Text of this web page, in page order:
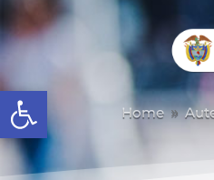
Abrir barra de herramientas
Home 9